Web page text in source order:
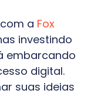
a Fox
investindo
embarcando
digital.
suas ideias